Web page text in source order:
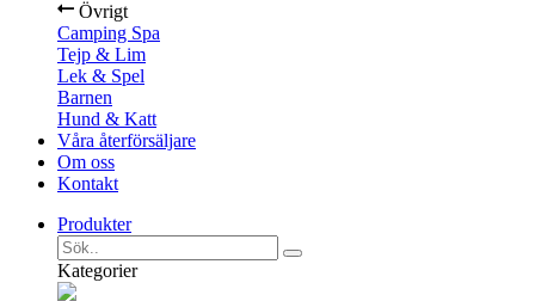
Övrigt
Camping Spa
Tejp & Lim
Lek & Spel
Barnen
Hund & Katt
Våra återförsäljare
Om oss
Kontakt
Produkter
Kategorier